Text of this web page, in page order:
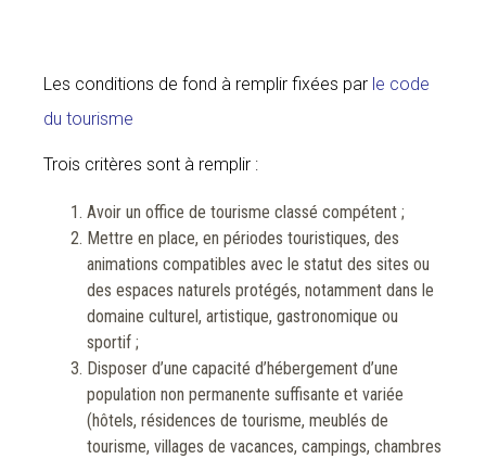
Les conditions de fond à remplir fixées par le code
du tourisme
Trois critères sont à remplir :
Avoir un office de tourisme classé compétent ;
Mettre en place, en périodes touristiques, des
animations compatibles avec le statut des sites ou
des espaces naturels protégés, notamment dans le
domaine culturel, artistique, gastronomique ou
sportif ;
Disposer d’une capacité d’hébergement d’une
population non permanente suffisante et variée
(hôtels, résidences de tourisme, meublés de
tourisme, villages de vacances, campings, chambres